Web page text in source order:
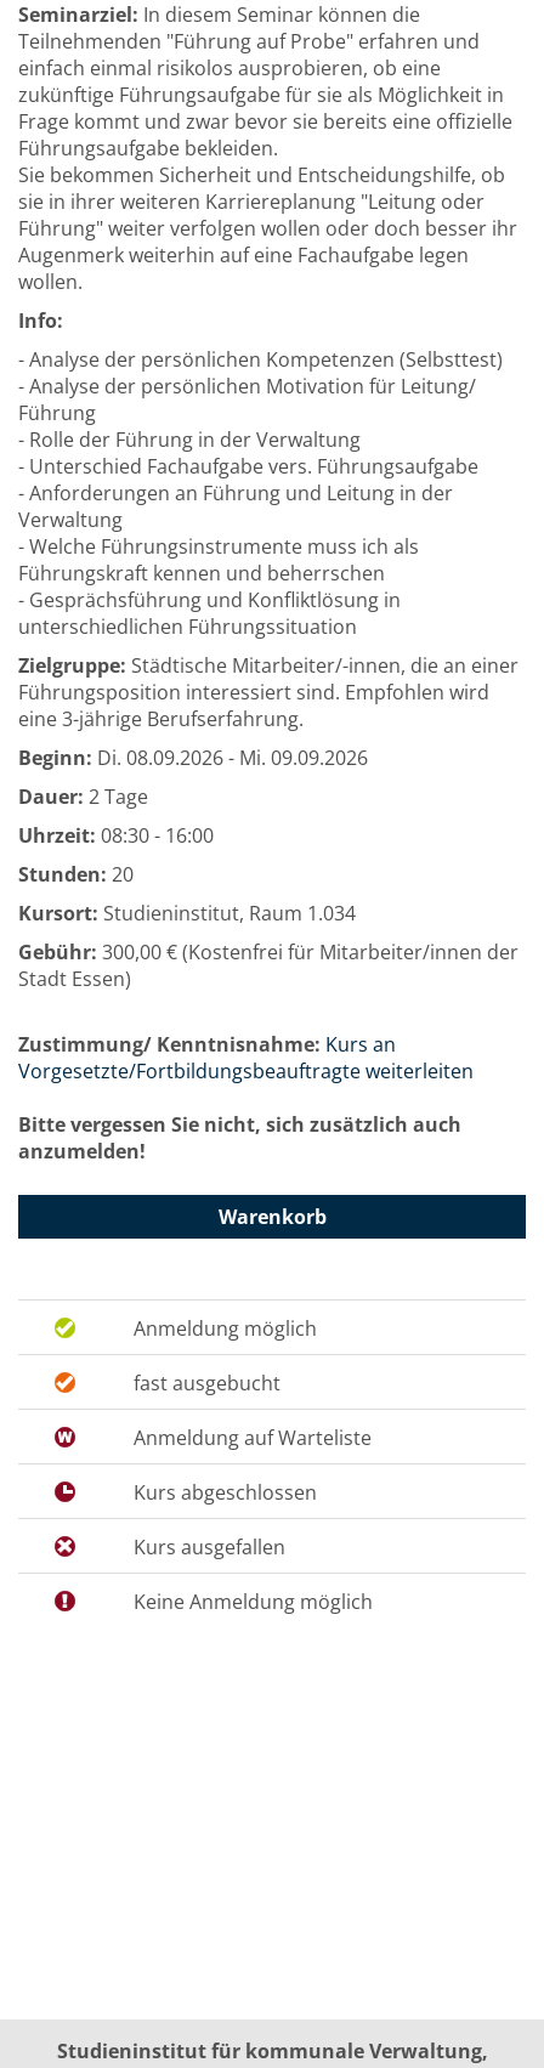
Seminarziel: In diesem Seminar können die
Teilnehmenden "Führung auf Probe" erfahren und
einfach einmal risikolos ausprobieren, ob eine
zukünftige Führungsaufgabe für sie als Möglichkeit in
Frage kommt und zwar bevor sie bereits eine offizielle
Führungsaufgabe bekleiden.
Sie bekommen Sicherheit und Entscheidungshilfe, ob
sie in ihrer weiteren Karriereplanung "Leitung oder
Führung" weiter verfolgen wollen oder doch besser ihr
Augenmerk weiterhin auf eine Fachaufgabe legen
wollen.
Info:
- Analyse der persönlichen Kompetenzen (Selbsttest)
- Analyse der persönlichen Motivation für Leitung/
Führung
- Rolle der Führung in der Verwaltung
- Unterschied Fachaufgabe vers. Führungsaufgabe
- Anforderungen an Führung und Leitung in der
Verwaltung
- Welche Führungsinstrumente muss ich als
Führungskraft kennen und beherrschen
- Gesprächsführung und Konfliktlösung in
unterschiedlichen Führungssituation
Zielgruppe: Städtische Mitarbeiter/-innen, die an einer
Führungsposition interessiert sind. Empfohlen wird
eine 3-jährige Berufserfahrung.
Beginn: Di. 08.09.2026 - Mi. 09.09.2026
Dauer: 2 Tage
Uhrzeit: 08:30 - 16:00
Stunden: 20
Kursort: Studieninstitut, Raum 1.034
Gebühr: 300,00 € (Kostenfrei für Mitarbeiter/innen der
Stadt Essen)
Zustimmung/ Kenntnisnahme: Kurs an
Vorgesetzte/Fortbildungsbeauftragte weiterleiten
Bitte vergessen Sie nicht, sich zusätzlich auch
anzumelden!
Warenkorb
Anmeldung möglich
fast ausgebucht
Anmeldung auf Warteliste
Kurs abgeschlossen
Kurs ausgefallen
Keine Anmeldung möglich
Studieninstitut für kommunale Verwaltung,